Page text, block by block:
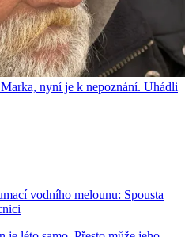
nyní je k nepoznání. Uhádli
vodního melounu: Spousta